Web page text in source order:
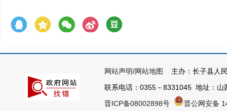
网站声明/网站地图
主办：长子县人
联系电话：0355－8331045 地址：
晋ICP备08002898号
晋公网安备